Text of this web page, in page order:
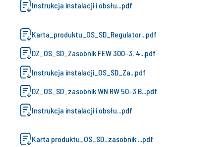
Instrukcja instalacji i obsłu...pdf
Karta_produktu_OS_SD_Regulator...pdf
DZ_OS_SD_Zasobnik FEW 300-3, 4...pdf
Instrukcja instalacji_OS_SD_Za...pdf
DZ_OS_SD_zasobnik WN RW 50-3 B...pdf
Instrukcja instalacji i obsłu...pdf
Karta produktu_OS_SD_zasobnik ...pdf